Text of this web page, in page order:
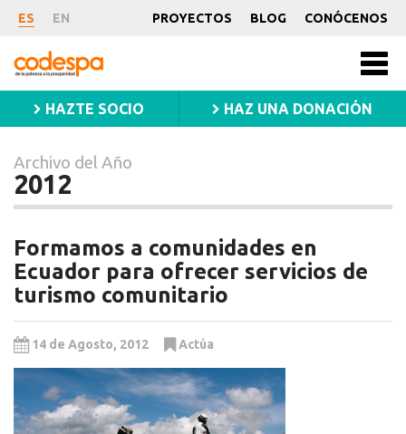
Archivo
Año
2012
ES EN PROYECTOS BLOG CONÓCENOS
CODESPA
HAZTE SOCIO HAZ UNA DONACIÓN
Archivo del Año
2012
Formamos a comunidades en
Ecuador para ofrecer servicios de
turismo comunitario
14 de Agosto, 2012 Actúa